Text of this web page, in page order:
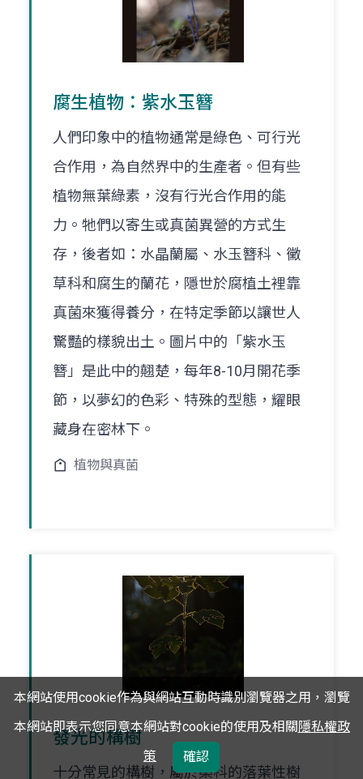
腐生植物：紫水玉簪
人們印象中的植物通常是綠色、可行光
合作用，為自然界中的生產者。但有些
植物無葉綠素，沒有行光合作用的能
力。牠們以寄生或真菌異營的方式生
存，後者如：水晶蘭屬、水玉簪科、黴
草科和腐生的蘭花，隱世於腐植土裡靠
真菌來獲得養分，在特定季節以讓世人
驚豔的樣貌出土。圖片中的「紫水玉
簪」是此中的翹楚，每年8-10月開花季
節，以夢幻的色彩、特殊的型態，耀眼
藏身在密林下。
植物與真菌
發光的構樹
十分常見的構樹，屬於桑科的落葉性樹
本網站使用cookie作為與網站互動時識別瀏覽器之用，瀏覽
本網站即表示您同意本網站對cookie的使用及相關隱私權政
策
確認